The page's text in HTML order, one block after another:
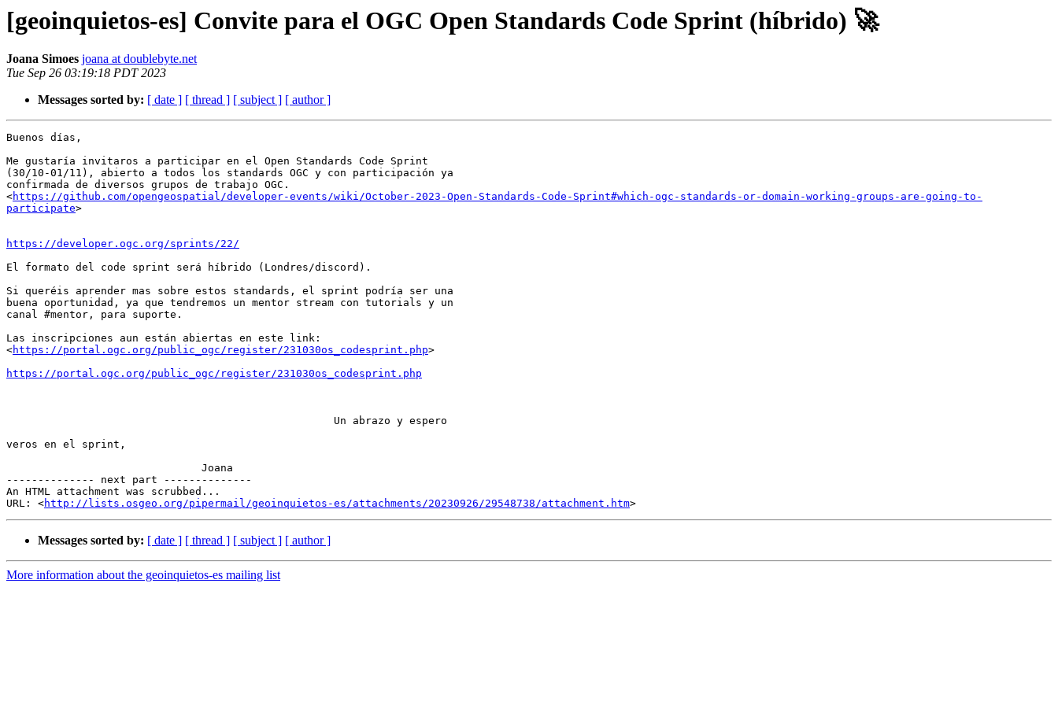
[geoinquietos-es] Convite para el OGC Open Standards Code Sprint (híbrido) 🚀
Joana Simoes joana at doublebyte.net
Tue Sep 26 03:19:18 PDT 2023
Messages sorted by: [ date ] [ thread ] [ subject ] [ author ]
Buenos días,
Me gustaría invitaros a participar en el Open Standards Code Sprint
(30/10-01/11), abierto a todos los standards OGC y con participación ya
confirmada de diversos grupos de trabajo OGC.
<https://github.com/opengeospatial/developer-events/wiki/October-2023-Open-Standards-Code-Sprint#which-ogc-standards-or-domain-working-groups-are-going-to-
participate>
https://developer.ogc.org/sprints/22/
El formato del code sprint será híbrido (Londres/discord).
Si queréis aprender mas sobre estos standards, el sprint podría ser una
buena oportunidad, ya que tendremos un mentor stream con tutorials y un
canal #mentor, para suporte.
Las inscripciones aun están abiertas en este link:
<https://portal.ogc.org/public_ogc/register/231030os_codesprint.php>
https://portal.ogc.org/public_ogc/register/231030os_codesprint.php
veros en el sprint,
-------------- next part --------------
An HTML attachment was scrubbed...
URL: <http://lists.osgeo.org/pipermail/geoinquietos-es/attachments/20230926/29548738/attachment.htm
Messages sorted by: [ date ] [ thread ] [ subject ] [ author ]
More information about the geoinquietos-es mailing list